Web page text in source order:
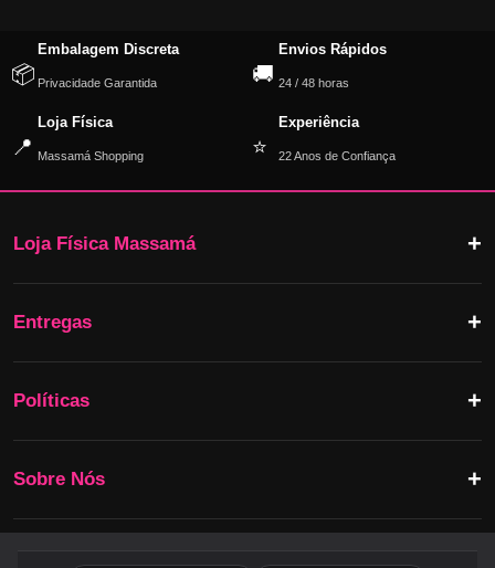
📦
Embalagem Discreta
Privacidade Garantida 🚚
Envios Rápidos
24 / 48 horas
📍
Loja Física
Massamá Shopping ⭐
Experiência
22 Anos de Confiança
Loja Física Massamá
Entregas
Políticas
Sobre Nós